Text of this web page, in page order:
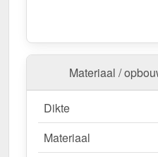
Ideal für folgende
Hallen &
industriële
Droogloop &
bescherming.
Carports &
weersbestendig.
Materiaal /
Dikte
Materiaal